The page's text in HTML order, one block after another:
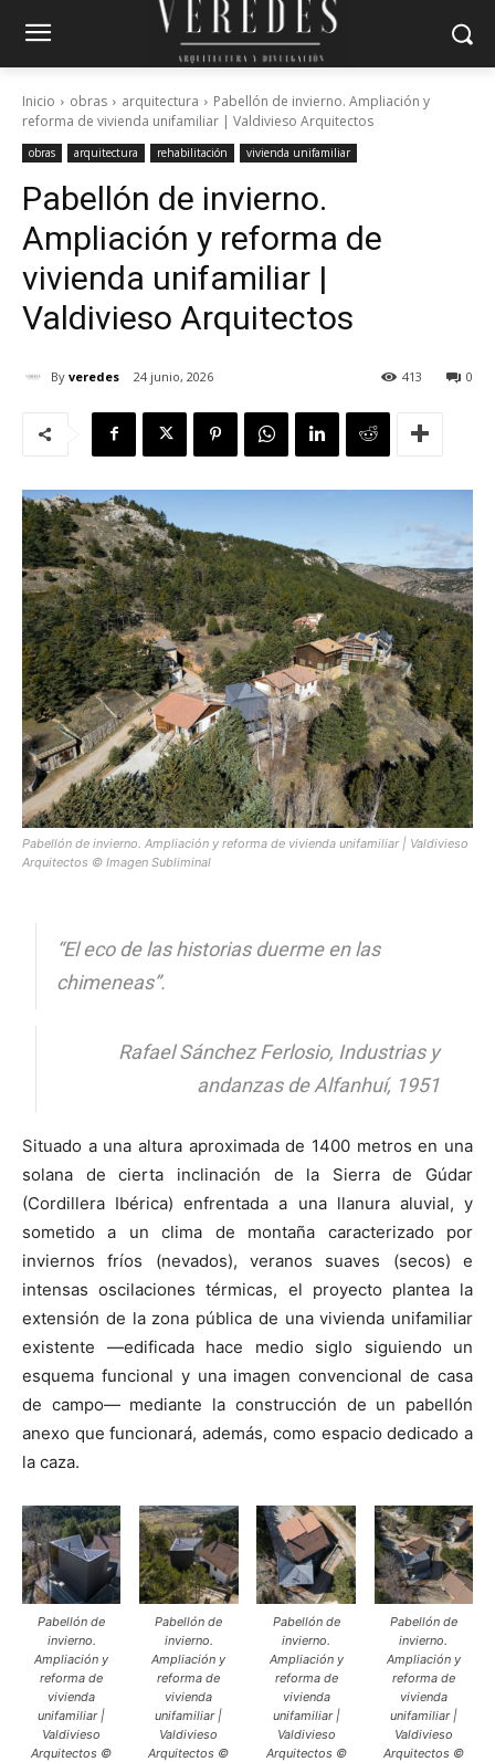
Inicio obras arquitectura
Pabellón de invierno. Ampliación y
reforma de vivienda unifamiliar | Valdivieso Arquitectos
obras arquitectura rehabilitación vivienda unifamiliar
Pabellón de invierno.
Ampliación y reforma de
vivienda unifamiliar |
Valdivieso Arquitectos
By veredes 24 junio, 2026 0
413
Pabellón de invierno. Ampliación y reforma de vivienda unifamiliar | Valdivieso
Arquitectos © Imagen Subliminal
“El eco de las historias duerme en las
chimeneas”.
Rafael Sánchez Ferlosio, Industrias y
andanzas de Alfanhuí,1951
Situado a una altura aproximada de 1400 metros en una
solana de cierta inclinación de la Sierra de Gúdar
(Cordillera Ibérica) enfrentada a una llanura aluvial, y
sometido a un clima de montaña caracterizado por
inviernos fríos (nevados), veranos suaves (secos) e
intensas oscilaciones térmicas, el proyecto plantea la
extensión de la zona pública de una vivienda unifamiliar
existente —edificada hace medio siglo siguiendo un
esquema funcional y una imagen convencional de casa
de campo— mediante la construcción de un pabellón
anexo que funcionará, además, como espacio dedicado a
la caza.
Pabellón de
invierno.
Ampliación y
reforma de
vivienda
unifamiliar |
Valdivieso
Arquitectos ©
Pabellón de
invierno.
Ampliación y
reforma de
vivienda
unifamiliar |
Valdivieso
Arquitectos ©
Pabellón de
invierno.
Ampliación y
reforma de
vivienda
unifamiliar |
Valdivieso
Arquitectos ©
Pabellón de
invierno.
Ampliación y
reforma de
vivienda
unifamiliar |
Valdivieso
Arquitectos ©